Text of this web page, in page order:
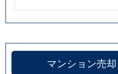
マンション売